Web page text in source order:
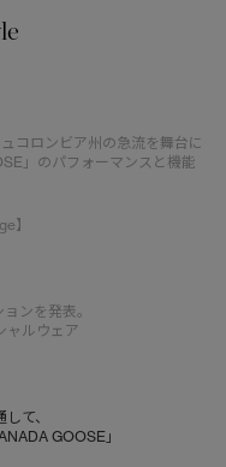
コロンビア州の急流を舞台に
」のパフォーマンスと機能
】
ンを発表。
ャルウェア
て、
GOOSE」